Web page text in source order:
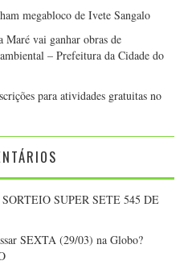
megabloco de Ivete Sangalo
vai ganhar obras de
– Prefeitura da Cidade do
para atividades gratuitas no
SUPER SETE 545 DE
SEXTA (29/03) na Globo?